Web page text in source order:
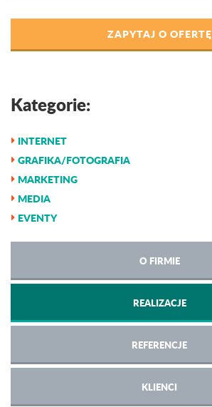
ZAPYTAJ O OFERTĘ
Kategorie:
INTERNET
GRAFIKA/FOTOGRAFIA
MARKETING
MEDIA
EVENTY
O FIRMIE
REALIZACJE
REFERENCJE
KLIENCI